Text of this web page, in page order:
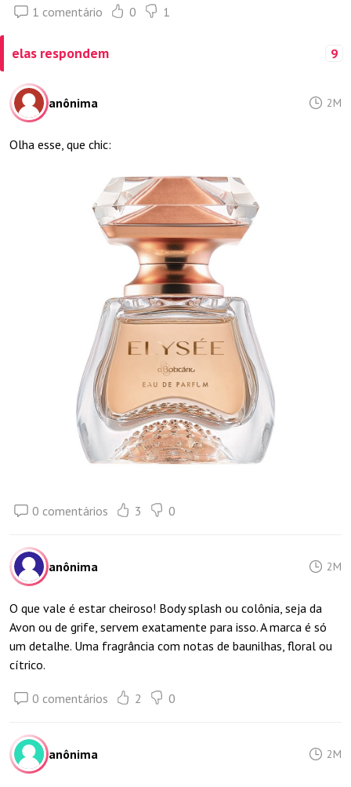
1 comentário 0 1
elas respondem 9
anônima 2M
Olha esse, que chic:
0 comentários 3 0
anônima 2M
O que vale é estar cheiroso! Body splash ou colônia, seja da
Avon ou de grife, servem exatamente para isso. A marca é só
um detalhe. Uma fragrância com notas de baunilhas, floral ou
cítrico.
0 comentários 2 0
anônima 2M